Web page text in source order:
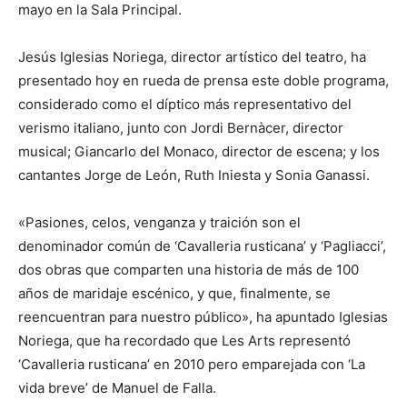
mayo en la Sala Principal.
Jesús Iglesias Noriega, director artístico del teatro, ha
presentado hoy en rueda de prensa este doble programa,
considerado como el díptico más representativo del
verismo italiano, junto con Jordi Bernàcer, director
musical; Giancarlo del Monaco, director de escena; y los
cantantes Jorge de León, Ruth Iniesta y Sonia Ganassi.
«Pasiones, celos, venganza y traición son el
denominador común de ‘Cavalleria rusticana’ y ‘Pagliacci’,
dos obras que comparten una historia de más de 100
años de maridaje escénico, y que, finalmente, se
reencuentran para nuestro público», ha apuntado Iglesias
Noriega, que ha recordado que Les Arts representó
‘Cavalleria rusticana’ en 2010 pero emparejada con ‘La
vida breve’ de Manuel de Falla.